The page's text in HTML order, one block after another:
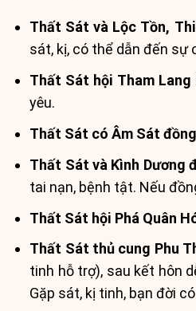
Thất Sát và Lộc Tồn,
sát, kị, có thể dẫn đến sự
Thất Sát hội Tham Lang
yêu.
Thất Sát có Âm Sát
Thất Sát và Kình Dương
tai nạn, bệnh tật. Nếu
Thất Sát hội Phá Quân
Thất Sát thủ cung Phu
tinh hỗ trợ), sau kết hôn
Gặp sát, kị tinh, bạn đời